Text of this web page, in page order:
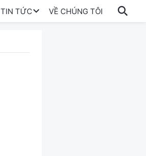
TIN TỨC VỀ CHÚNG TÔI